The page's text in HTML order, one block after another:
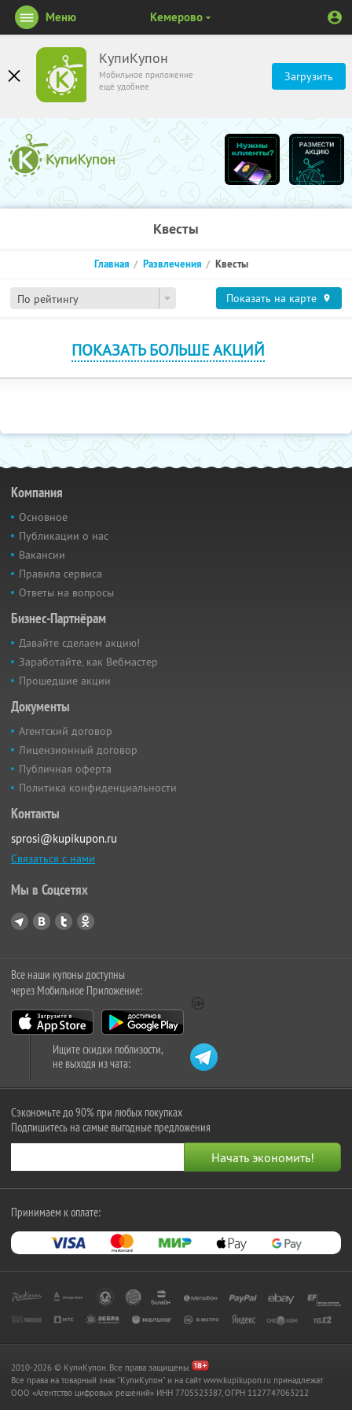
КупиКупон
Мобильное приложение
ещё удобнее
Загрузить
Меню Кемерово
Квесты
По рейтингу
Главная Развлечения Квесты
Показать на карте
ПОКАЗАТЬ БОЛЬШЕ АКЦИЙ
Компания
Основное
Публикации о нас
Вакансии
Правила сервиса
Ответы на вопросы
Бизнес-Партнёрам
Давайте сделаем акцию!
Заработайте, как Вебмастер
Прошедшие акции
Документы
Агентский договор
Лицензионный договор
Публичная оферта
Политика конфиденциальности
Контакты
sprosi@kupikupon.ru
Связаться с нами
Мы в Соцсетях
Все наши купоны доступны
через Мобильное Приложение:
Ищите скидки поблизости,
не выходя из чата:
Сэкономьте до 90% при любых покупках
Подпишитесь на самые выгодные предложения
Принимаем к оплате:
2010-2026 © КупиКупон. Все права защищены.
Все права на товарный знак "КупиКупон" и на сайт www.kupikupon.ru принадлежат
OOO «Агентство цифровых решений» ИНН 7705523387, ОГРН 1127747063212